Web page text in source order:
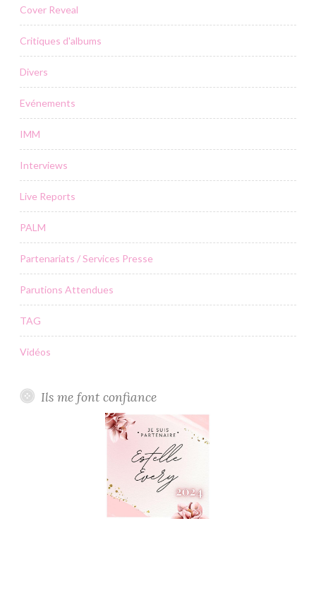
Cover Reveal
Critiques d'albums
Divers
Evénements
IMM
Interviews
Live Reports
PALM
Partenariats / Services Presse
Parutions Attendues
TAG
Vidéos
Ils me font confiance